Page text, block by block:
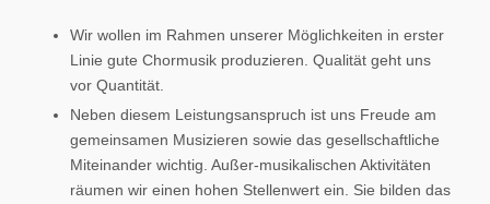
Wir wollen im Rahmen unserer Möglichkeiten in erster
Linie gute Chormusik produzieren. Qualität geht uns
vor Quantität.
Neben diesem Leistungsanspruch ist uns Freude am
gemeinsamen Musizieren sowie das gesellschaftliche
Miteinander wichtig. Außer-musikalischen Aktivitäten
räumen wir einen hohen Stellenwert ein. Sie bilden das